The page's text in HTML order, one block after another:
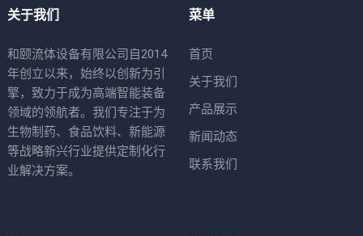
关于我们
和颐流体设备有限公司自2014
年创立以来，始终以创新为引
擎，致力于成为高端智能装备
领域的领航者。我们专注于为
生物制药、食品饮料、新能源
等战略新兴行业提供定制化行
业解决方案。
菜单
首页
关于我们
产品展示
新闻动态
联系我们